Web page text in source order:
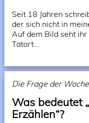
Seit 18 Jahren
der sich nicht in
Auf dem Bild seht
Tatort...
Die Frage der Woche
Was bedeutet
Erzählen“?